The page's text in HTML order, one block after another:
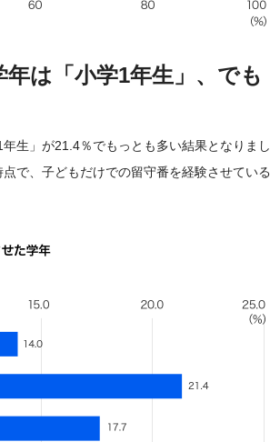
は「小学1年生」、でも
生」が21.4％でもっとも多い結果となりまし
で、子どもだけでの留守番を経験させている